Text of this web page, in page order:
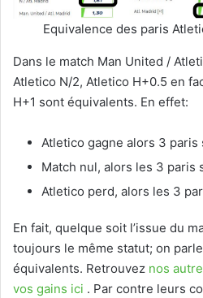
Equivalence des paris
Dans le match Man United /
Atletico N/2, Atletico H+0.5 en
H+1 sont équivalents. En effet:
Atletico gagne alors 3 paris
Match nul, alors les 3 paris
Atletico perd, alors les 3
En fait, quelque soit l’issue du
toujours le même statut; on
équivalents. Retrouvez nos
vos gains ici . Par contre leurs